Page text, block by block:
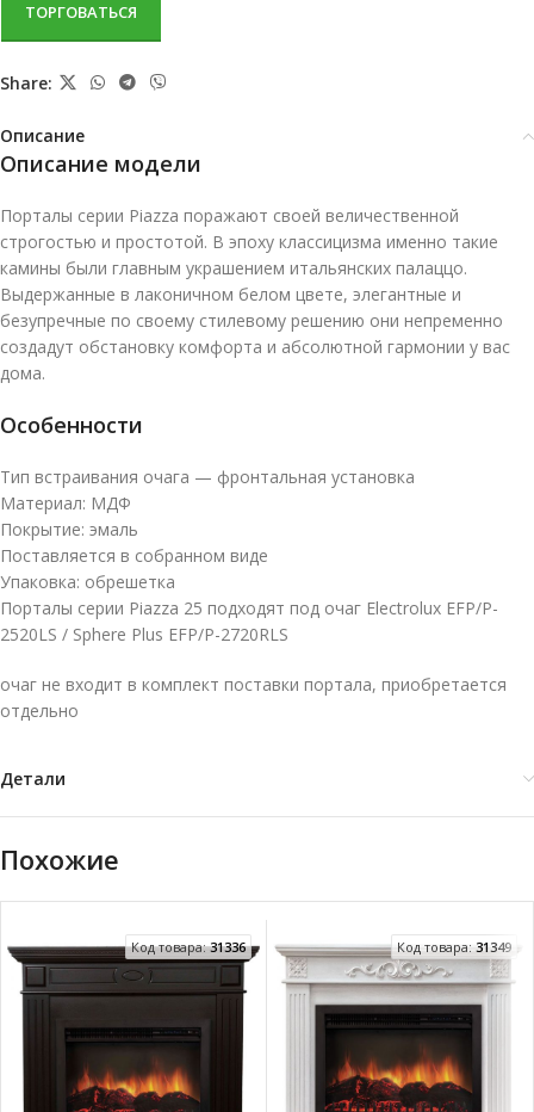
ТОРГОВАТЬСЯ
Share:
Описание
Описание модели
Порталы серии Piazza поражают своей величественной
строгостью и простотой. В эпоху классицизма именно такие
камины были главным украшением итальянских палаццо.
Выдержанные в лаконичном белом цвете, элегантные и
безупречные по своему стилевому решению они непременно
создадут обстановку комфорта и абсолютной гармонии у вас
дома.
Особенности
Тип встраивания очага — фронтальная установка
Материал: МДФ
Покрытие: эмаль
Поставляется в собранном виде
Упаковка: обрешетка
Порталы серии Piazza 25 подходят под очаг Electrolux EFP/P-
2520LS / Sphere Plus EFP/P-2720RLS
очаг не входит в комплект поставки портала, приобретается
отдельно
Детали
Похожие
Код товара:31336 Код товара:31349